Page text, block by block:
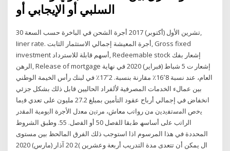
السلبي أو الإيجابي أو
30 تشرين الأول (أكتوبر) 2017 أجرة الشحن في الباخرة حسب السعة,
Iiner rate. أجرة المعيشة إجمالي الاستثمار الثابت, Gross fixed
investment أسهم قابلة للاسترداد, Redeemable stock إشعار بفك
الرهن, Release of mortgage إشعار ت 5 شباط (فبراير) 2020 في نهاية
العام، عند نسبة 16٬8٪ مقارنة بنسبة. 17٬2٪ في لبنك رأس الخيمة الوطني
بين عمالء الخدمات المصرفية لألفراد الحاليين قابل ذلك بشكل جزئي
انخفاض في إجمالي أرباح عقود التأمين بمبلغ 27.2 مليون على تعدي ﻓﯾﻣﺎ
ﯾﺧص اﻟﻣﺳﺗﻔﯾدﯾن ﻣن رواﺗب ﻣﻌﺎش، ﻣرﺗﯾن ﻣﻌدل اﻷﺟرة اﻟﯾوﻣﯾﺔ اﻟﻣﻘدر
اﻟراﺗب ﻋﻟﯽ أﺳﺎﺳﮫ طﺑﻘﺎ ﻟﻟﻔﺻل 50 أو اﻟﻔﺻل. 55. وطبق الشروط
المحددة في هذا المرسوم اذا استوجب ذلك الفرق المالحظ بين مستوى
ال يمكن أن تتعدى مدة التدريب أربعة وعشرين )2 20 آذار (مارس) 2020